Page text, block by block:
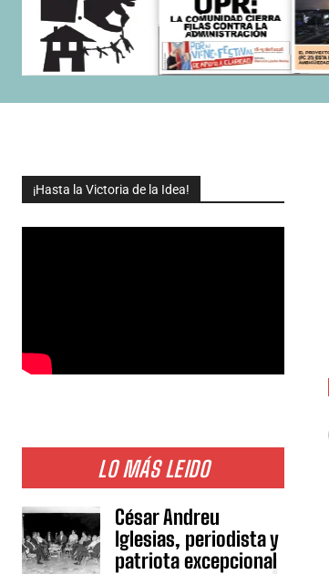
¡Hasta la Victoria de la Idea!
LO MÁS LEIDO
César Andreu
Iglesias, periodista y
patriota excepcional